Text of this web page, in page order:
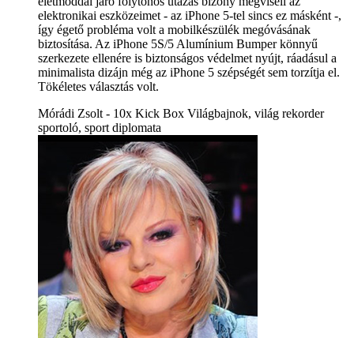
elektronikai eszközeimet - az iPhone 5-tel sincs ez másként -,
így égető probléma volt a mobilkészülék megóvásának
biztosítása. Az iPhone 5S/5 Alumínium Bumper könnyű
szerkezete ellenére is biztonságos védelmet nyújt, ráadásul a
minimalista dizájn még az iPhone 5 szépségét sem torzítja el.
Tökéletes választás volt.
Mórádi Zsolt - 10x Kick Box Világbajnok, világ rekorder
sportoló, sport diplomata